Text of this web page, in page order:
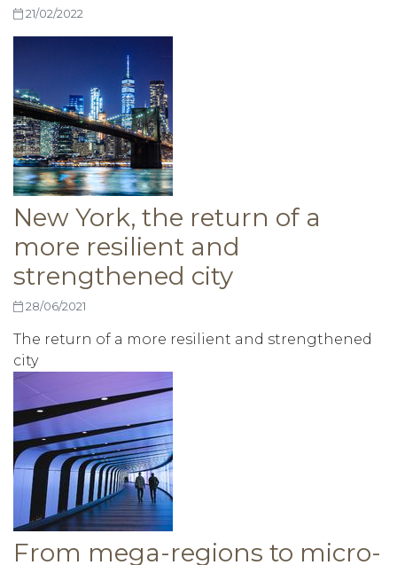
21/02/2022
New York, the return of a
more resilient and
strengthened city
28/06/2021
The return of a more resilient and strengthened
city
From mega-regions to micro-